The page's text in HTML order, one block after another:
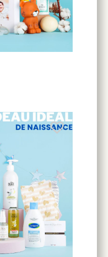
favorite_border